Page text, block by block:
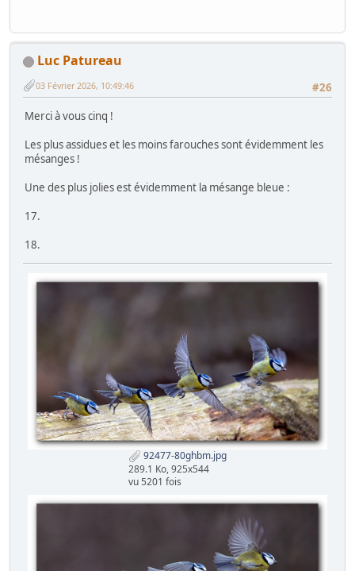
Luc Patureau
#26
03 Février 2026, 10:49:46
Merci à vous cinq !
Les plus assidues et les moins farouches sont évidemment les
mésanges !
Une des plus jolies est évidemment la mésange bleue :
17.
18.
92477-80ghbm.jpg
289.1 Ko, 925x544
vu 5201 fois